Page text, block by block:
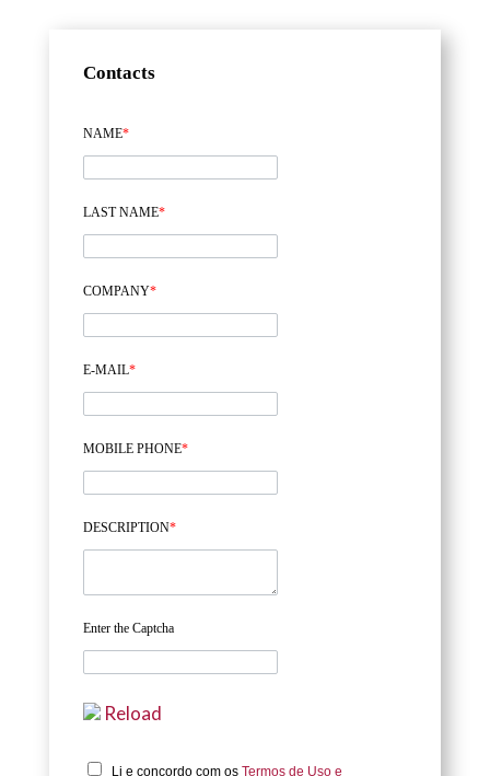
Contacts
NAME*
LAST NAME*
COMPANY*
E-MAIL*
MOBILE PHONE*
DESCRIPTION*
Enter the Captcha
Reload
Li e concordo com os Termos de Uso e